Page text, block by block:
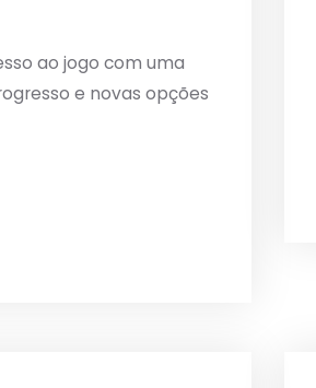
ao jogo com uma
e novas opções